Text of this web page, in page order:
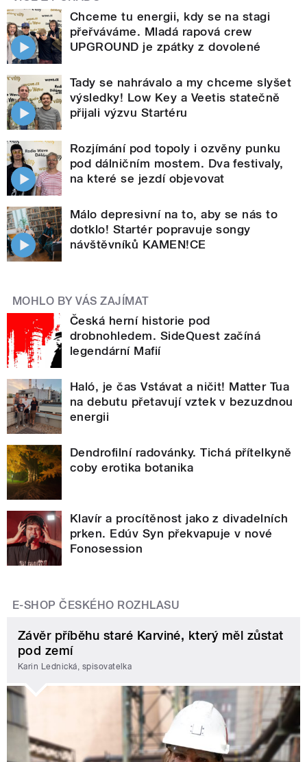
Chceme tu energii, kdy se na stagi
přeřváváme. Mladá rapová crew
UPGROUND je zpátky z dovolené
Tady se nahrávalo a my chceme slyšet
výsledky! Low Key a Veetis statečně
přijali výzvu Startéru
Rozjímání pod topoly i ozvěny punku
pod dálničním mostem. Dva festivaly,
na které se jezdí objevovat
Málo depresivní na to, aby se nás to
dotklo! Startér popravuje songy
návštěvníků KAMEN!CE
MOHLO BY VÁS ZAJÍMAT
Česká herní historie pod
drobnohledem. SideQuest začíná
legendární Mafií
Haló, je čas Vstávat a ničit! Matter Tua
na debutu přetavují vztek v bezuzdnou
energii
Dendrofilní radovánky. Tichá přítelkyně
coby erotika botanika
Klavír a procítěnost jako z divadelních
prken. Edúv Syn překvapuje v nové
Fonosession
E-SHOP ČESKÉHO ROZHLASU
Závěr příběhu staré Karviné, který měl zůstat
pod zemí
Karin Lednická, spisovatelka